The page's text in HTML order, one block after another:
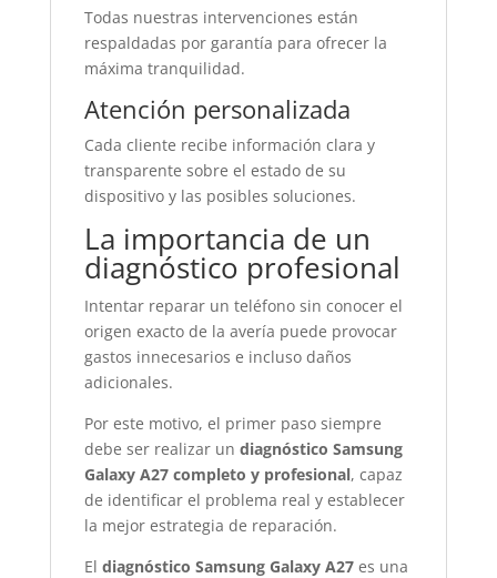
Todas nuestras intervenciones están
respaldadas por garantía para ofrecer la
máxima tranquilidad.
Atención personalizada
Cada cliente recibe información clara y
transparente sobre el estado de su
dispositivo y las posibles soluciones.
La importancia de un
diagnóstico profesional
Intentar reparar un teléfono sin conocer el
origen exacto de la avería puede provocar
gastos innecesarios e incluso daños
adicionales.
Por este motivo, el primer paso siempre
debe ser realizar un diagnóstico Samsung
Galaxy A27 completo y profesional, capaz
de identificar el problema real y establecer
la mejor estrategia de reparación.
El diagnóstico Samsung Galaxy A27es una